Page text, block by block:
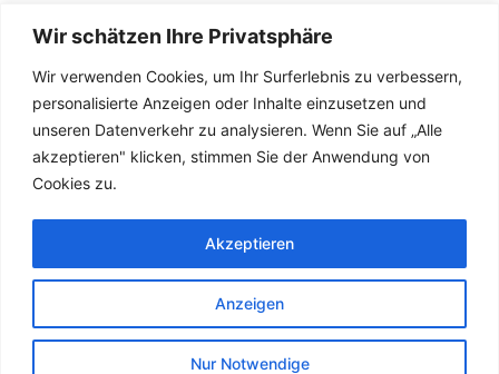
Wir schätzen Ihre Privatsphäre
Wir verwenden Cookies, um Ihr Surferlebnis zu verbessern,
personalisierte Anzeigen oder Inhalte einzusetzen und
unseren Datenverkehr zu analysieren. Wenn Sie auf „Alle
akzeptieren" klicken, stimmen Sie der Anwendung von
Cookies zu.
Anzeigen
Nur Notwendige
Akzeptieren
Kontakt
Impressum
Datenschutzerklärung